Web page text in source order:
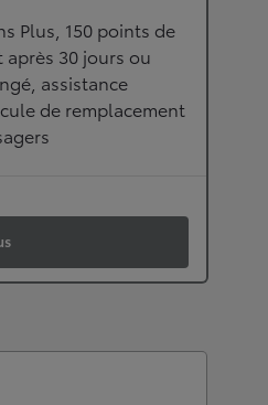
Plus, 150 points de
30 jours ou
assistance
de remplacement